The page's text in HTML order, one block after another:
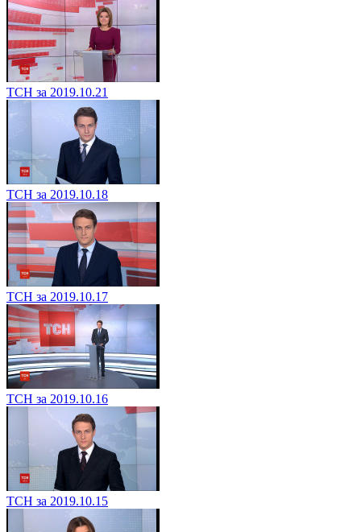
ТСН за 2019.10.21
ТСН за 2019.10.18
ТСН за 2019.10.17
ТСН за 2019.10.16
ТСН за 2019.10.15